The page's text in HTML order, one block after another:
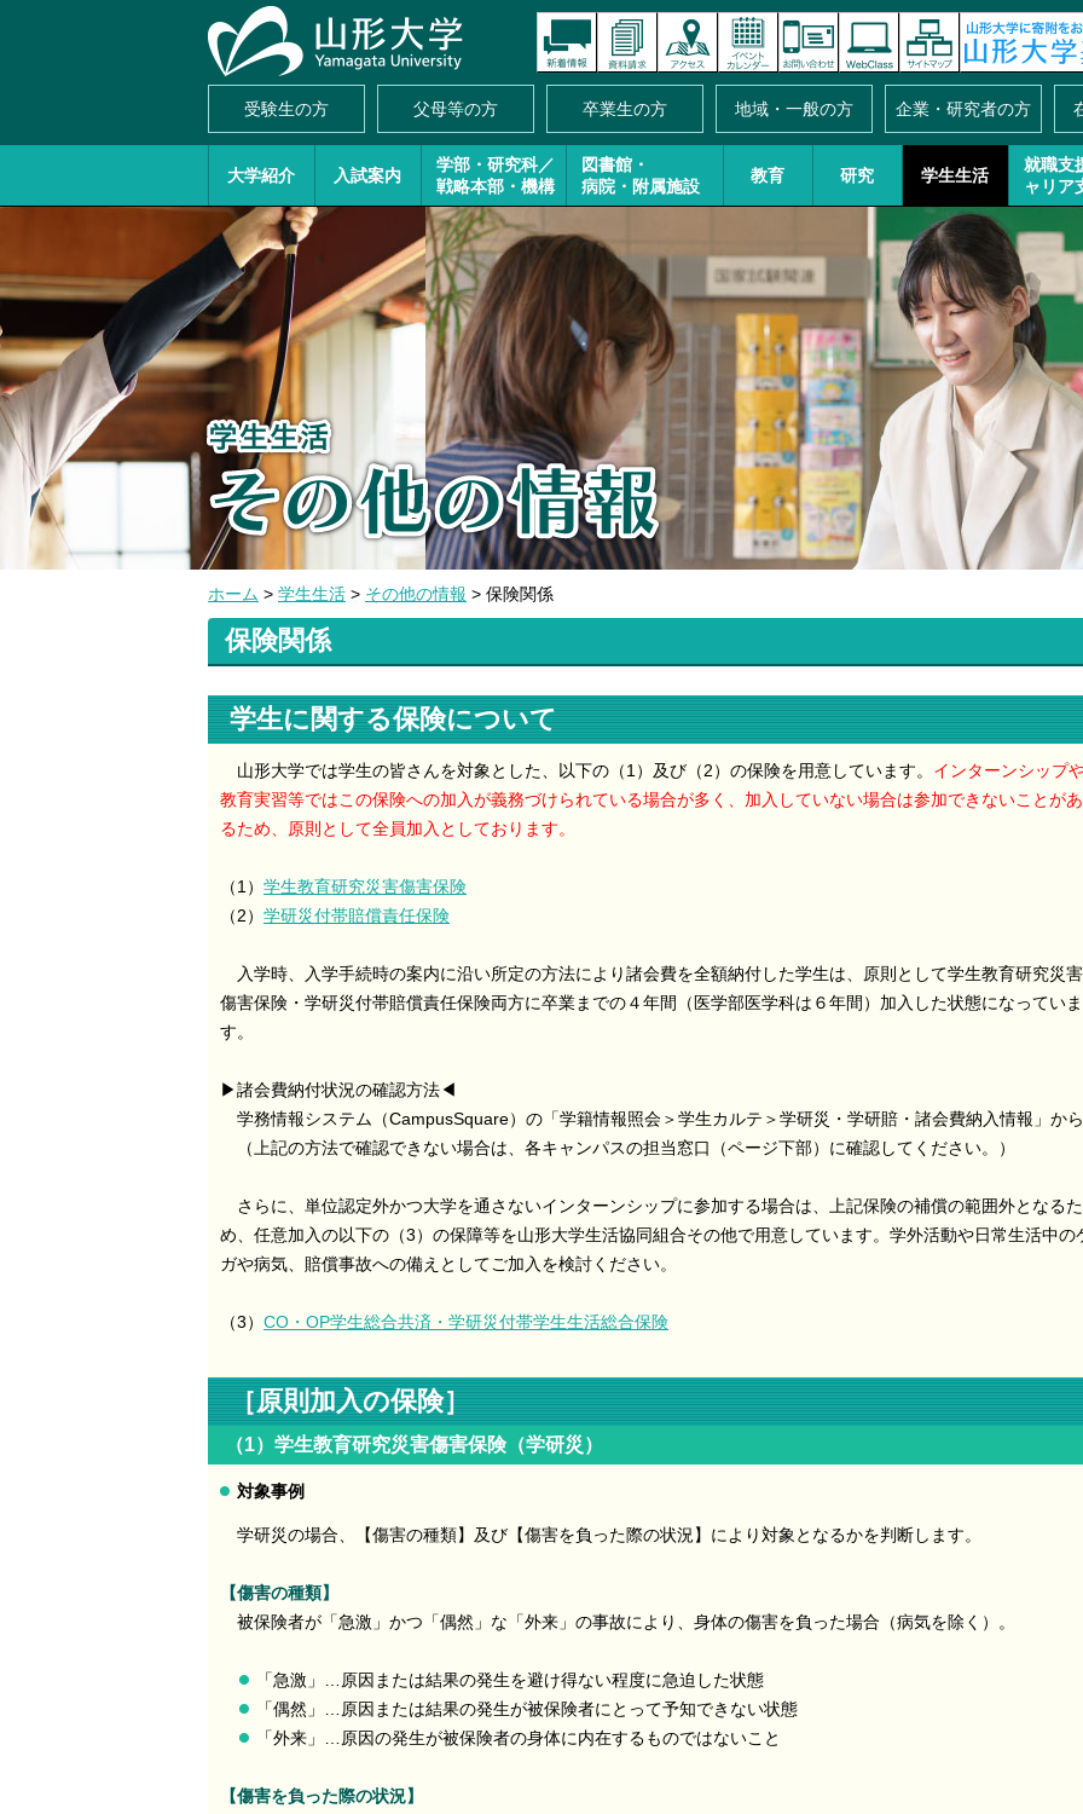
受験生の方 父母等の方 卒業生の方 地域・一般の方 企業・研究者の方
大学紹介 入試案内
学部・研究科／
戦略本部・機構
図書館・
病院・附属施設
教育 研究 学生生活
就職支
ャリア
ホーム > 学生生活 > その他の情報 > 保険関係
保険関係
学生に関する保険について
山形大学では学生の皆さんを対象とした、以下の（1）及び（2）の保険を用意しています。 インターンシップ
教育実習等ではこの保険への加入が義務づけられている場合が多く、加入していない場合は参加できないことがあ
るため、原則として全員加入としております。
（1） 学生教育研究災害傷害保険
（2） 学研災付帯賠償責任保険
入学時、入学手続時の案内に沿い所定の方法により諸会費を全額納付した学生は、原則として学生教育研究災害
傷害保険・学研災付帯賠償責任保険両方に卒業までの４年間（医学部医学科は６年間）加入した状態になっていま
す。
▶諸会費納付状況の確認方法◀
学務情報システム（CampusSquare）の「学籍情報照会＞学生カルテ＞学研災・学研賠・諸会費納入情報」から
（上記の方法で確認できない場合は、各キャンパスの担当窓口（ページ下部）に確認してください。）
さらに、単位認定外かつ大学を通さないインターンシップに参加する場合は、上記保険の補償の範囲外となるた
め、任意加入の以下の（3）の保障等を山形大学生活協同組合その他で用意しています。学外活動や日常生活中の
ガや病気、賠償事故への備えとしてご加入を検討ください。
（3） CO・OP学生総合共済・学研災付帯学生生活総合保険
［原則加入の保険］
（1）学生教育研究災害傷害保険（学研災）
対象事例
学研災の場合、【傷害の種類】及び【傷害を負った際の状況】により対象となるかを判断します。
【傷害の種類】
被保険者が「急激」かつ「偶然」な「外来」の事故により、身体の傷害を負った場合（病気を除く）。
「急激」…原因または結果の発生を避け得ない程度に急迫した状態
「偶然」…原因または結果の発生が被保険者にとって予知できない状態
「外来」…原因の発生が被保険者の身体に内在するものではないこと
【傷害を負った際の状況】